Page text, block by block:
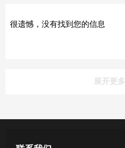
很遗憾，没有找到您的信息
展开更多
产品中心
医用无菌采样拭子系列